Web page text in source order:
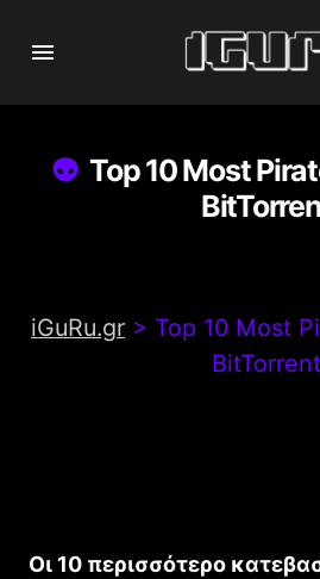
Top 10 Most
iGuRu.gr > Top 10 Most
BitTorrent
Οι 10 περισσότερο